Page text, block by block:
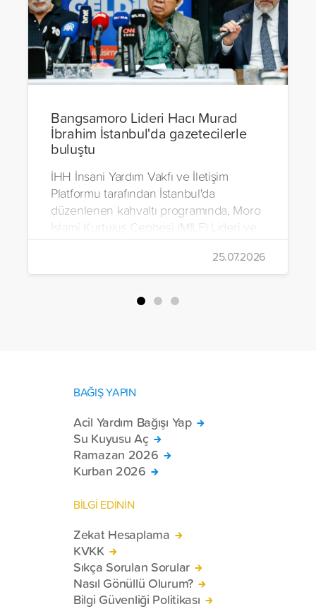
Bangsamoro Lideri Hacı Murad
İbrahim İstanbul'da gazetecilerle
buluştu
İHH İnsani Yardım Vakfı ve İletişim
Platformu tarafından İstanbul'da
düzenlenen kahvaltı programında, Moro
İslami Kurtuluş Cephesi (MILF) Lideri ve
Bangsamoro Özerk Bölgesi Kurucu
Başbakanı Hacı Murad İbrahim, medya
mensuplarıyla bir araya geldi.
25.07.2026
BAĞIŞ YAPIN
Acil Yardım Bağışı Yap
Su Kuyusu Aç
Ramazan 2026
Kurban 2026
BİLGİ EDİNİN
Zekat Hesaplama
KVKK
Sıkça Sorulan Sorular
Nasıl Gönüllü Olurum?
Bilgi Güvenliği Politikası